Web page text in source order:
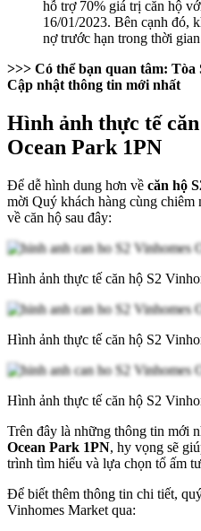
hỗ trợ 70% giá trị căn hộ
16/01/2023. Bên cạnh đó,
nợ trước hạn trong thời
>>> Có thể bạn quan tâm: Tòa
Cập nhật thông tin mới nhất
Hình ảnh thực tế
Ocean Park 1PN
Để dễ hình dung hơn về căn hộ
mời Quý khách hàng cùng
về căn hộ sau đây:
Hình ảnh thực tế căn hộ S2
Hình ảnh thực tế căn hộ S2
Hình ảnh thực tế căn hộ S2
Trên đây là những thông tin mới
Ocean Park 1PN, hy vọng sẽ
trình tìm hiểu và lựa chọn tổ ấm
Để biết thêm thông tin chi tiết,
Vinhomes Market qua: